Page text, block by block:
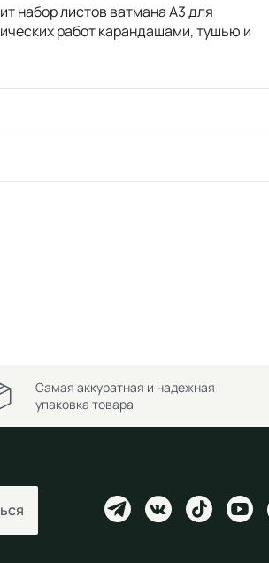
набор листов ватмана А3 для
работ карандашами, тушью и
Самая аккуратная и надежная
упаковка товара